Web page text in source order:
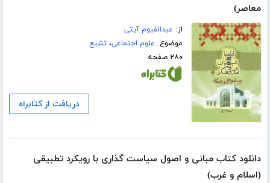
معاصر)
از: عبدالقیوم آیتی
موضوع: علوم اجتماعی،تشیع
۲۸۰ صفحه
دریافت از کتابراه
دانلود کتاب مبانی و اصول سیاست گذاری با رویکرد تطبیقی
(اسلام و غرب)